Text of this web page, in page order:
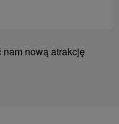
nam nową atrakcję